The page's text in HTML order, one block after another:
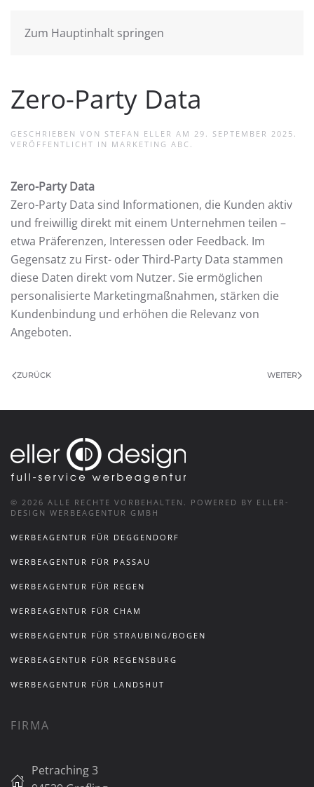
Zum Hauptinhalt springen
Zero-Party Data
GESCHRIEBEN VON STEFAN ELLER AM 29. SEPTEMBER 2025 .
VERÖFFENTLICHT IN MARKETING ABC .
Zero-Party Data
Zero-Party Data sind Informationen, die Kunden aktiv
und freiwillig direkt mit einem Unternehmen teilen –
etwa Präferenzen, Interessen oder Feedback. Im
Gegensatz zu First- oder Third-Party Data stammen
diese Daten direkt vom Nutzer. Sie ermöglichen
personalisierte Marketingmaßnahmen, stärken die
Kundenbindung und erhöhen die Relevanz von
Angeboten.
ZURÜCK WEITER
© 2026 ALLE RECHTE VORBEHALTEN. POWERED BY ELLER-
DESIGN WERBEAGENTUR GMBH
WERBEAGENTUR FÜR DEGGENDORF
WERBEAGENTUR FÜR PASSAU
WERBEAGENTUR FÜR REGEN
WERBEAGENTUR FÜR CHAM
WERBEAGENTUR FÜR STRAUBING/BOGEN
WERBEAGENTUR FÜR REGENSBURG
WERBEAGENTUR FÜR LANDSHUT
FIRMA
Petraching 3